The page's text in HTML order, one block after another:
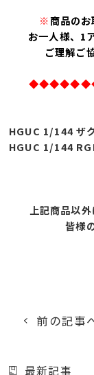
※商品のお
お一人様、1
ご理解ご
HGUC 1/144
HGUC 1/144
上記商品以
皆様
前の記事
最新記事